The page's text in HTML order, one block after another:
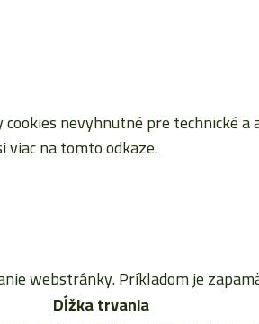
nevyhnutné pre technické
viacna tomto odkaze.
webstránky. Príkladom je
Dĺžka trvania